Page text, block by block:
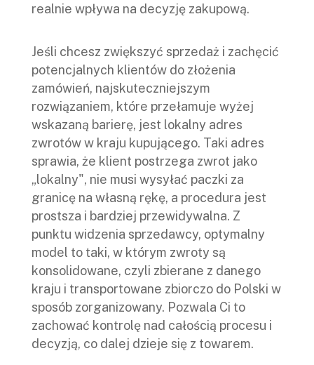
realnie wpływa na decyzję zakupową.
Jeśli chcesz zwiększyć sprzedaż i zachęcić
potencjalnych klientów do złożenia
zamówień, najskuteczniejszym
rozwiązaniem, które przełamuje wyżej
wskazaną barierę, jest lokalny adres
zwrotów w kraju kupującego. Taki adres
sprawia, że klient postrzega zwrot jako
„lokalny", nie musi wysyłać paczki za
granicę na własną rękę, a procedura jest
prostsza i bardziej przewidywalna. Z
punktu widzenia sprzedawcy, optymalny
model to taki, w którym zwroty są
konsolidowane, czyli zbierane z danego
kraju i transportowane zbiorczo do Polski w
sposób zorganizowany. Pozwala Ci to
zachować kontrolę nad całością procesu i
decyzją, co dalej dzieje się z towarem.